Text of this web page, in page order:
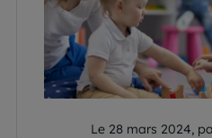
Le 28 mars 2024,